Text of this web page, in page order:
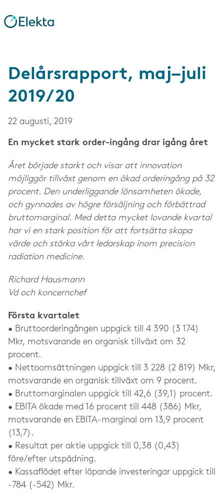
Delårsrapport, maj–juli
2019/20
22 augusti, 2019
En mycket stark order-ingång drar igång året
Året började starkt och visar att innovation
möjliggör tillväxt genom en ökad orderingång på 32
procent. Den underliggande lönsamheten ökade,
och gynnades av högre försäljning och förbättrad
bruttomarginal. Med detta mycket lovande kvartal
har vi en stark position för att fortsätta skapa
värde och stärka vårt ledarskap inom precision
radiation medicine.
Richard Hausmann
Vd och koncernchef
Första kvartalet
• Bruttoorderingången uppgick till 4 390 (3 174)
Mkr, motsvarande en organisk tillväxt om 32
procent.
• Nettoomsättningen uppgick till 3 228 (2 819) Mkr,
motsvarande en organisk tillväxt om 9 procent.
• Bruttomarginalen uppgick till 42,6 (39,1) procent.
• EBITA ökade med 16 procent till 448 (386) Mkr,
motsvarande en EBITA-marginal om 13,9 procent
(13,7).
• Resultat per aktie uppgick till 0,38 (0,43)
före/efter utspädning.
• Kassaflödet efter löpande investeringar uppgick till
-784 (-542) Mkr.